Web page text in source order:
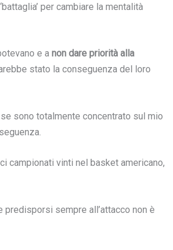
per cambiare la mentalità
e a non dare priorità alla
stato la conseguenza del loro
se sono totalmente concentrato sul mio
campionati vinti nel basket americano,
sempre all’attacco non è